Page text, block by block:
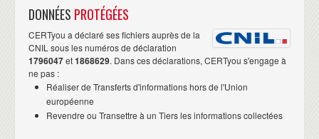
DONNÉES PROTÉGÉES
CERTyou a déclaré ses fichiers auprès de la
CNIL sous les numéros de déclaration
1796047et1868629. Dans ces déclarations, CERTyou s'engage à
ne pas :
Réaliser de Transferts d'informations hors de l'Union
européenne
Revendre ou Transettre à un Tiers les informations collectées